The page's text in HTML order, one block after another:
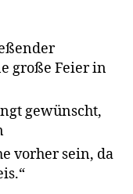
große Feier in
gewünscht,
vorher sein, da